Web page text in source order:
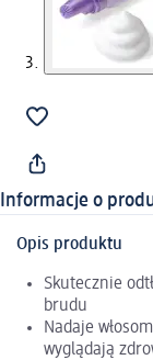
Informacje o
Opis produktu
Skutecznie
brudu
Nadaje
wyglądają